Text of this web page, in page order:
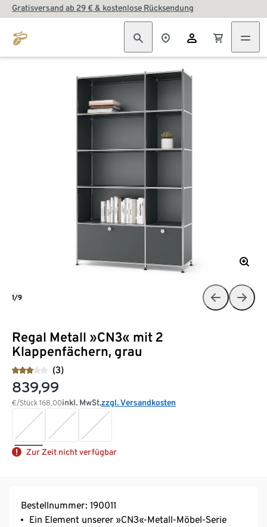
Gratisversand ab 29 € & kostenlose Rücksendung
Regal Metall »CN3« mit 2
Klappenfächern, grau
(3)
839,99
€/Stück 168,00inkl. MwSt.zzgl. Versandkosten
Zur Zeit nicht verfügbar
1/9
Bestellnummer: 190011
Ein Element unserer »CN3«-Metall-Möbel-Serie